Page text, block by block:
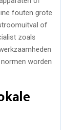
fouten grote
of
zoals
worden